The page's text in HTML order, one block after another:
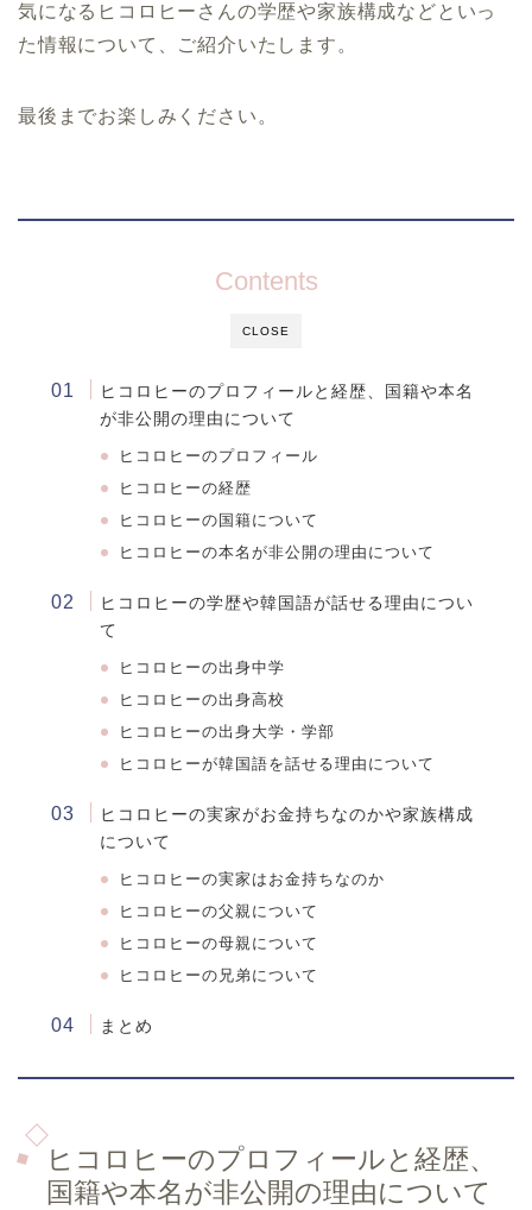
気になるヒコロヒーさんの学歴や家族構成などといっ
た情報について、ご紹介いたします。
最後までお楽しみください。
CLOSE
Contents
ヒコロヒーのプロフィールと経歴、国籍や本名
が非公開の理由について
ヒコロヒーのプロフィール
ヒコロヒーの経歴
ヒコロヒーの国籍について
ヒコロヒーの本名が非公開の理由について
ヒコロヒーの学歴や韓国語が話せる理由につい
て
ヒコロヒーの出身中学
ヒコロヒーの出身高校
ヒコロヒーの出身大学・学部
ヒコロヒーが韓国語を話せる理由について
ヒコロヒーの実家がお金持ちなのかや家族構成
について
ヒコロヒーの実家はお金持ちなのか
ヒコロヒーの父親について
ヒコロヒーの母親について
ヒコロヒーの兄弟について
まとめ
ヒコロヒーのプロフィールと経歴、
国籍や本名が非公開の理由について